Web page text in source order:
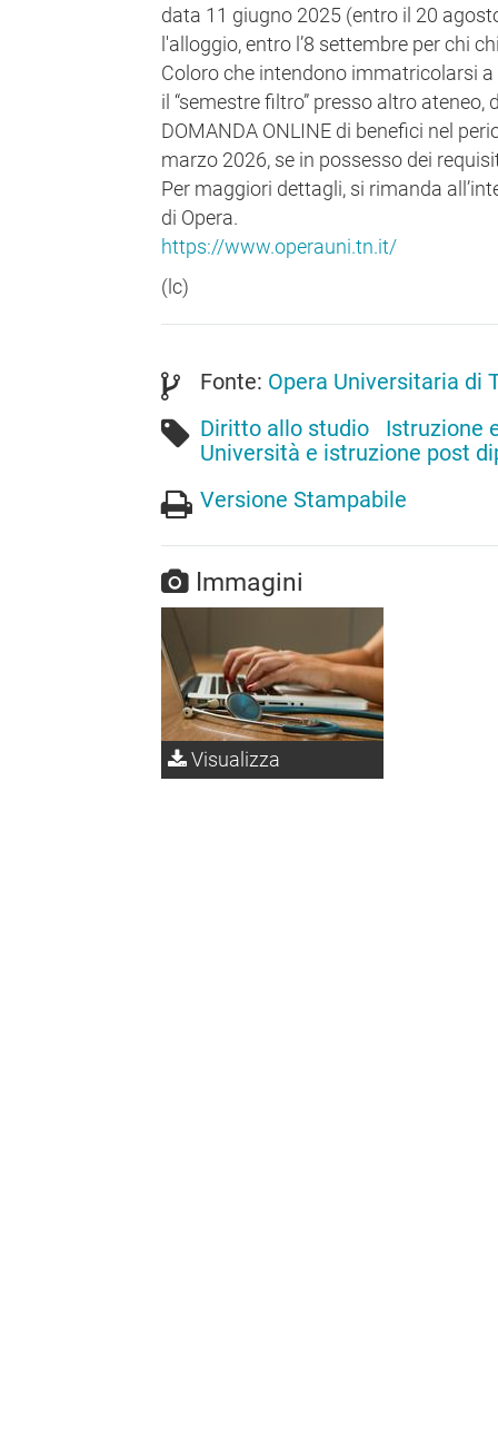
data 11 giugno 2025 (entro il 20
l'alloggio, entro l’8 settembre per chi
Coloro che intendono immatricolarsi
il “semestre filtro” presso altro
DOMANDA ONLINE di benefici nel
marzo 2026, se in possesso dei
Per maggiori dettagli, si rimanda
di Opera.
https://www.operauni.tn.it/
(lc)
Fonte: Opera Universitaria di
Diritto allo studio
Istruzione
Università e istruzione post
Versione Stampabile
Immagini
Visualizza